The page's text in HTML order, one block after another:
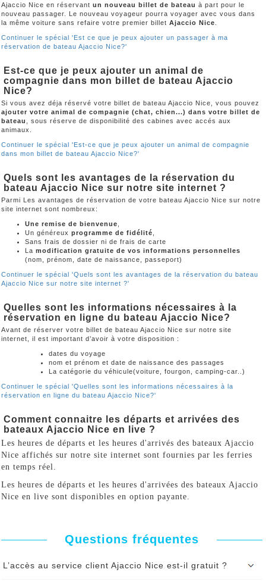
Ajaccio Nice en réservant un nouveau billet de bateau à part pour le
nouveau passager. Le nouveau voyageur pourra voyager avec vous dans
la même voiture sans refaire votre premier billet Ajaccio Nice
Continuer le spécial 'Est ce que je peux ajouter un passager à ma
réservation de bateau Ajaccio Nice?'
Est-ce que je peux ajouter un animal de
compagnie dans mon billet de bateau Ajaccio
Nice?
Si vous avez déja réservé votre billet de bateau Ajaccio Nice, vous pouvez
ajouter votre animal de compagnie (chat, chien...) dans votre billet de
bateau
, sous réserve de disponibilité des cabines avec accés aux
animaux.
Continuer le spécial 'Est-ce que je peux ajouter un animal de compagnie
dans mon billet de bateau Ajaccio Nice?'
Quels sont les avantages de la réservation du
bateau Ajaccio Nice sur notre site internet ?
Parmi Les avantages de réservation de votre bateau Ajaccio Nice sur notre
site internet sont nombreux:
Une remise de bienvenue
Un généreux programme de fidélité
Sans frais de dossier ni de frais de carte
La modification gratuite de vos informations personnelles
(nom, prénom, date de naissance, passeport)
Continuer le spécial 'Quels sont les avantages de la réservation du bateau
Ajaccio Nice sur notre site internet ?'
Quelles sont les informations nécessaires à la
réservation en ligne du bateau Ajaccio Nice?
Avant de réserver votre billet de bateau Ajaccio Nice sur notre site
internet, il est important d’avoir à votre disposition :
dates du voyage
nom et prénom et date de naissance des passages
La catégorie du véhicule(voiture, fourgon, camping-car..)
Continuer le spécial 'Quelles sont les informations nécessaires à la
réservation en ligne du bateau Ajaccio Nice?'
Comment connaitre les départs et arrivées des
bateaux Ajaccio Nice en live ?
Les heures de départs et les heures d'arrivés des bateaux Ajaccio
Nice affichés sur notre site internet sont fournies par les ferries
en temps réel.
Les heures de départs et les heures d'arrivées des bateaux Ajaccio
Nice en live sont disponibles en option payante.
Questions fréquentes
L’accès au service client Ajaccio Nice est-il gratuit ?